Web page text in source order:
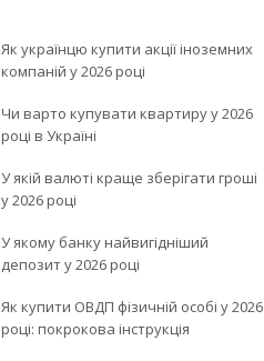
Як українцю купити акції іноземних
компаній у 2026 році
Чи варто купувати квартиру у 2026
році в Україні
У якій валюті краще зберігати гроші
у 2026 році
У якому банку найвигідніший
депозит у 2026 році
Як купити ОВДП фізичній особі у 2026
році: покрокова інструкція